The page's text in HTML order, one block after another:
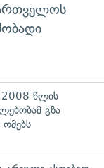
2008 წლის
გზა
ომებს